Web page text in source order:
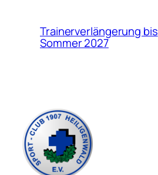
Trainerverlängerung bis
Sommer 2027